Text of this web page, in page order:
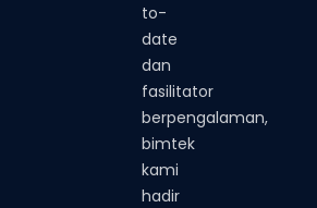
to-
date
dan
fasilitator
berpengalaman,
bimtek
kami
hadir